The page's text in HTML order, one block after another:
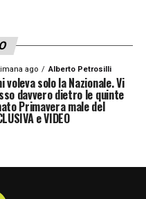
ago Alberto Petrosilli
solo la Nazionale. Vi
davvero dietro le quinte
Primavera male del
e VIDEO